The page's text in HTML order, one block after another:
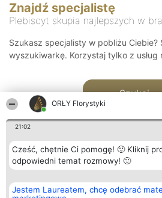
ORŁY Florystyki
21:02
Cześć, chętnie Ci pomogę! 🙂 Kliknij
odpowiedni temat rozmowy! 🙂
Jestem Laureatem, chcę odebrać
Znajdź specjalistę
Plebiscyt skupia najlepszych w
Szukasz specjalisty w pobliżu Ciebie?
wyszukiwarkę. Korzystaj tylko z usług
Szukaj
Organizator plebiscytu
Bright Side Solutions sp. z o.
Plebiscyt
Laureaci